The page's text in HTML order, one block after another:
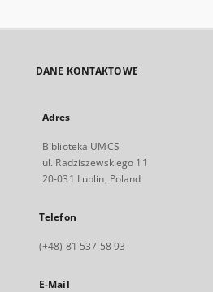
DANE KONTAKTOWE
Adres
Biblioteka UMCS
ul. Radziszewskiego 11
20-031 Lublin, Poland
Telefon
(+48) 81 537 58 93
E-Mail